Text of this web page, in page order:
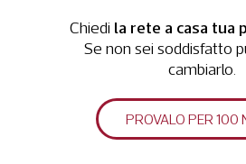
Chiedi la rete a casa tua
Se non sei soddisfatto
cambiarlo.
PROVALO PER 100